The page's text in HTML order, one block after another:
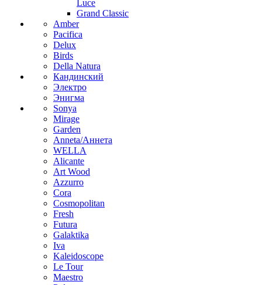
Luce
Grand Classic
Amber
Pacifica
Delux
Birds
Della Natura
Кандинский
Электро
Энигма
Sonya
Mirage
Garden
Anneta/Аннета
WELLA
Alicante
Art Wood
Azzurro
Cora
Cosmopolitan
Fresh
Futura
Galaktika
Iva
Kaleidoscope
Le Tour
Maestro